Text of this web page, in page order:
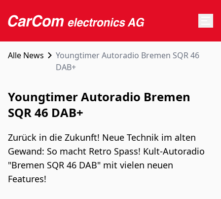
Alle News
Youngtimer Autoradio Bremen SQR 46
DAB+
Youngtimer Autoradio Bremen
SQR 46 DAB+
Zurück in die Zukunft! Neue Technik im alten
Gewand: So macht Retro Spass! Kult-Autoradio
"Bremen SQR 46 DAB" mit vielen neuen
Features!